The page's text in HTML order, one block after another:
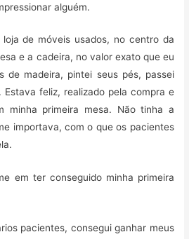
alguém.
de móveis usados, no centro da
e a cadeira, no valor exato que eu
de madeira, pintei seus pés, passei
Estava feliz, realizado pela compra e
minha primeira mesa. Não tinha a
importava, com o que os pacientes
em ter conseguido minha primeira
pacientes, consegui ganhar meus